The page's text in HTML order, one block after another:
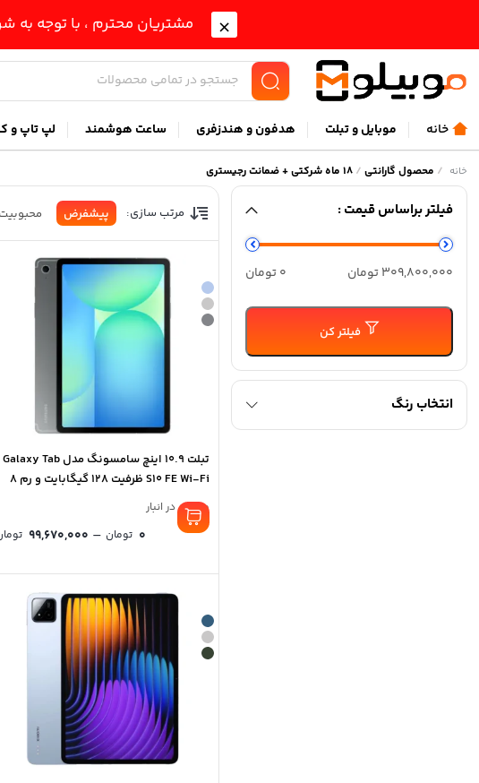
مشتریان محترم ، با توجه به
خانه موبايل و تبلت هدفون و هندزفری ساعت هوشمند لپ تاپ و
خانه / محصول گارانتی /18 ماه شرکتی + ضمانت رجیستری
فیلتر براساس قیمت :
حداقل
قیمت
حداكثر
قيمت
فیلتر کن
0 تومان 309,800,000 تومان
انتخاب رنگ
مرتب سازی: پیشفرض محبوبیت
تبلت 10.9 اینچ سامسونگ مدل Galaxy Tab
S10 FE Wi-Fi ظرفیت 128 گیگابایت و رم 8
گیگابایت
موجود در انبار
0 تومان –
99,670,000